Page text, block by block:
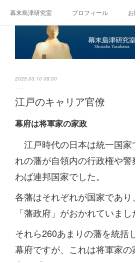
幕末島津研究室 プロフィール
2025.03.10 08:00
江戸のキャリア官僚
幕府は将軍家の家政
江戸時代の日本は統一国家
れの藩が自領内の行政権や
わば連邦国家でした。
各藩はそれぞれが国家であ
「藩政府」がおかれていまし
それら260あまりの藩を統括
幕府ですが、これは将軍家